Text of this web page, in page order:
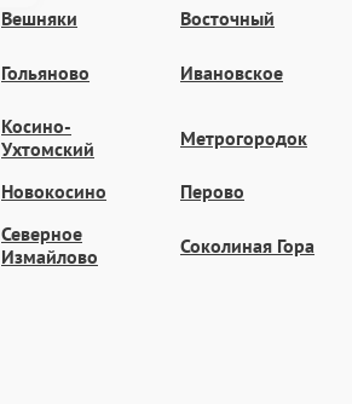
Вешняки
Восточный
Гольяново Ивановское
Косино-
Ухтомский
Метрогородок
Новокосино Перово
Северное
Измайлово
Соколиная Гора